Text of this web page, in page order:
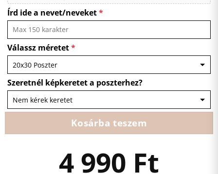
Írd ide a nevet/neveket*
Válassz méretet*
Szeretnél képkeretet a poszterhez?
Kosárba teszem
4 990 Ft